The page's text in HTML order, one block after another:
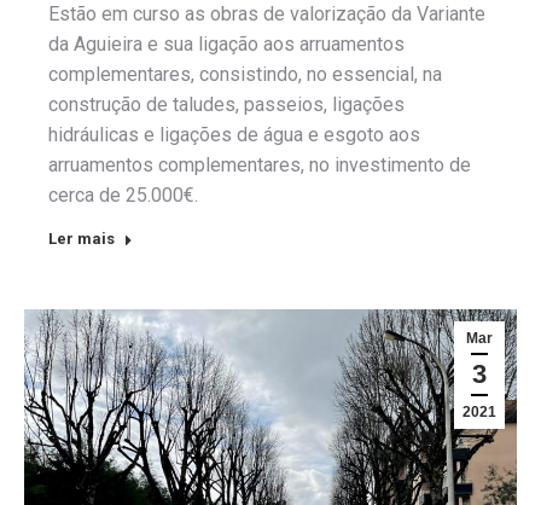
Estão em curso as obras de valorização da Variante
da Aguieira e sua ligação aos arruamentos
complementares, consistindo, no essencial, na
construção de taludes, passeios, ligações
hidráulicas e ligações de água e esgoto aos
arruamentos complementares, no investimento de
cerca de 25.000€.
Ler mais
Mar
3
2021